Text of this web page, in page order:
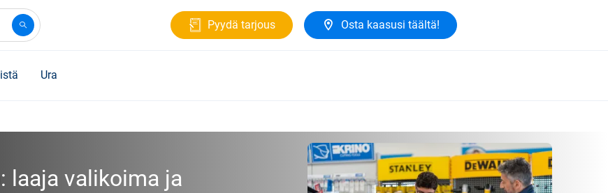
Pyydä tarjous Osta kaasusi täältä!
Ura
laaja valikoima ja